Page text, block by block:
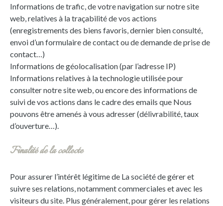
Informations de trafic, de votre navigation sur notre site
web, relatives à la traçabilité de vos actions
(enregistrements des biens favoris, dernier bien consulté,
envoi d’un formulaire de contact ou de demande de prise de
contact…)
Informations de géolocalisation (par l’adresse IP)
Informations relatives à la technologie utilisée pour
consulter notre site web, ou encore des informations de
suivi de vos actions dans le cadre des emails que Nous
pouvons être amenés à vous adresser (délivrabilité, taux
d’ouverture…).
Finalité de la collecte
Pour assurer l’intérêt légitime de La société de gérer et
suivre ses relations, notamment commerciales et avec les
visiteurs du site. Plus généralement, pour gérer les relations